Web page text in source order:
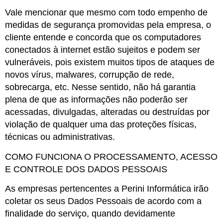
Vale mencionar que mesmo com todo empenho de
medidas de segurança promovidas pela empresa, o
cliente entende e concorda que os computadores
conectados à internet estão sujeitos e podem ser
vulneráveis, pois existem muitos tipos de ataques de
novos vírus, malwares, corrupção de rede,
sobrecarga, etc. Nesse sentido, não há garantia
plena de que as informações não poderão ser
acessadas, divulgadas, alteradas ou destruídas por
violação de qualquer uma das proteções físicas,
técnicas ou administrativas.
COMO FUNCIONA O PROCESSAMENTO, ACESSO
E CONTROLE DOS DADOS PESSOAIS
As empresas pertencentes a Perini Informática irão
coletar os seus Dados Pessoais de acordo com a
finalidade do serviço, quando devidamente